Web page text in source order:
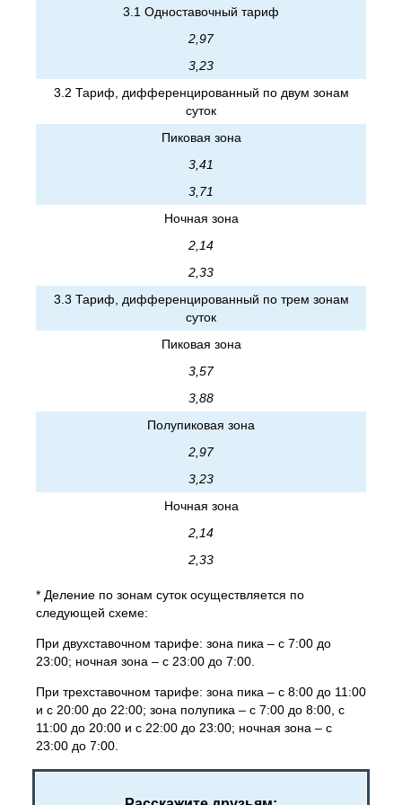
3.1 Одноставочный тариф
2,97
3,23
3.2 Тариф, дифференцированный по двум зонам
суток
Пиковая зона
3,41
3,71
Ночная зона
2,14
2,33
3.3 Тариф, дифференцированный по трем зонам
суток
Пиковая зона
3,57
3,88
Полупиковая зона
2,97
3,23
Ночная зона
2,14
2,33
* Деление по зонам суток осуществляется по
следующей схеме:
При двухставочном тарифе: зона пика – с 7:00 до
23:00; ночная зона – с 23:00 до 7:00.
При трехставочном тарифе: зона пика – с 8:00 до 11:00
и с 20:00 до 22:00; зона полупика – с 7:00 до 8:00, с
11:00 до 20:00 и с 22:00 до 23:00; ночная зона – с
23:00 до 7:00.